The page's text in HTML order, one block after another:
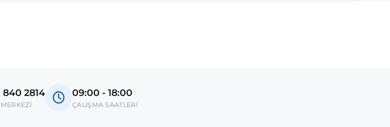
2814 09:00 - 18:00
ÇALIŞMA SAATLERİ